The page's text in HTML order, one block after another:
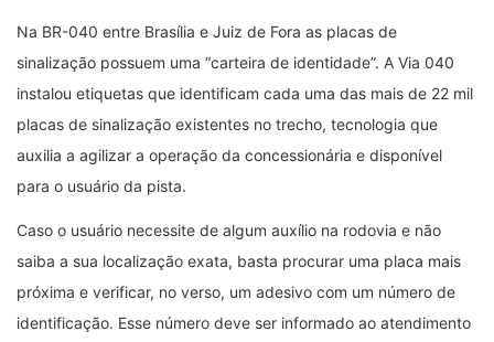
Na BR-040 entre Brasília e Juiz de Fora as placas de
sinalização possuem uma “carteira de identidade”. A Via 040
instalou etiquetas que identificam cada uma das mais de 22 mil
placas de sinalização existentes no trecho, tecnologia que
auxilia a agilizar a operação da concessionária e disponível
para o usuário da pista.
Caso o usuário necessite de algum auxílio na rodovia e não
saiba a sua localização exata, basta procurar uma placa mais
próxima e verificar, no verso, um adesivo com um número de
identificação. Esse número deve ser informado ao atendimento